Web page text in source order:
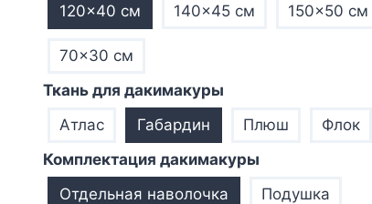
120×40 см
140×45 см 150×50 см
70×30 см
Ткань для дакимакуры
Атлас
Габардин Плюш
Флок
Комплектация дакимакуры
Отдельная наволочка
Подушка